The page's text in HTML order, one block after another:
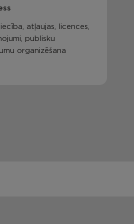
atļaujas, licences,
publisku
organizēšana